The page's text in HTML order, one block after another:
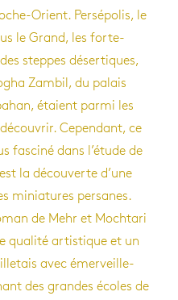
Orient. Per­sé­po­lis, le
le Grand, les for­te­
steppes déser­tiques,
Zam­bil, du palais
étaient parmi les
Cepen­dant, ce
fas­ciné dans l’étude de
la décou­verte d’une
minia­tures per­sanes.
de Mehr et Moch­tari
qua­lité artis­tique et un
avec émer­veille­
des grandes écoles de